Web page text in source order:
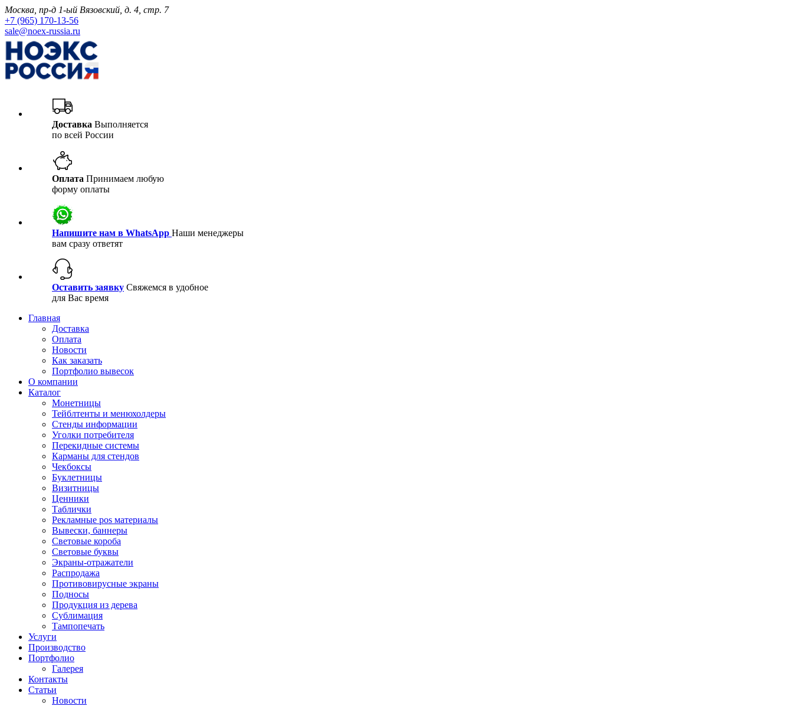
Москва, пр-д 1-ый Вязовский, д. 4, стр. 7
+7 (965) 170-13-56
sale@noex-russia.ru
Доставка Выполняется
по всей России
Оплата Принимаем любую
форму оплаты
Напишите нам в WhatsApp Наши менеджеры
вам сразу ответят
Оставить заявку Свяжемся в удобное
для Вас время
Главная
Доставка
Оплата
Новости
Как заказать
Портфолио вывесок
О компании
Каталог
Монетницы
Тейблтенты и менюхолдеры
Стенды информации
Уголки потребителя
Перекидные системы
Карманы для стендов
Чекбоксы
Буклетницы
Визитницы
Ценники
Таблички
Рекламные pos материалы
Вывески, баннеры
Световые короба
Световые буквы
Экраны-отражатели
Распродажа
Противовирусные экраны
Подносы
Продукция из дерева
Сублимация
Тампопечать
Услуги
Производство
Портфолио
Галерея
Контакты
Статьи
Новости